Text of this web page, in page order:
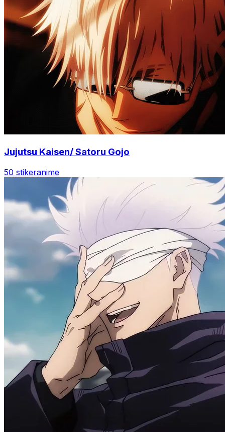
Jujutsu Kaisen/ Satoru Gojo
50 stikeranime